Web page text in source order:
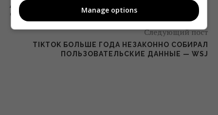
АГЕНТСТВО MSL ВО ГЛАВЕ С ЕЛЕНОЙ
СУХАНОВОЙ
Следующий пост
TIKTOK БОЛЬШЕ ГОДА НЕЗАКОННО СОБИРАЛ
ПОЛЬЗОВАТЕЛЬСКИЕ ДАННЫЕ — WSJ
Manage options